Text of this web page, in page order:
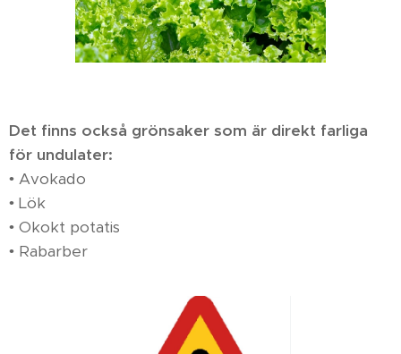
Det finns också grönsaker som är direkt farliga
för undulater:
• Avokado
• Lök
• Okokt potatis
• Rabarber